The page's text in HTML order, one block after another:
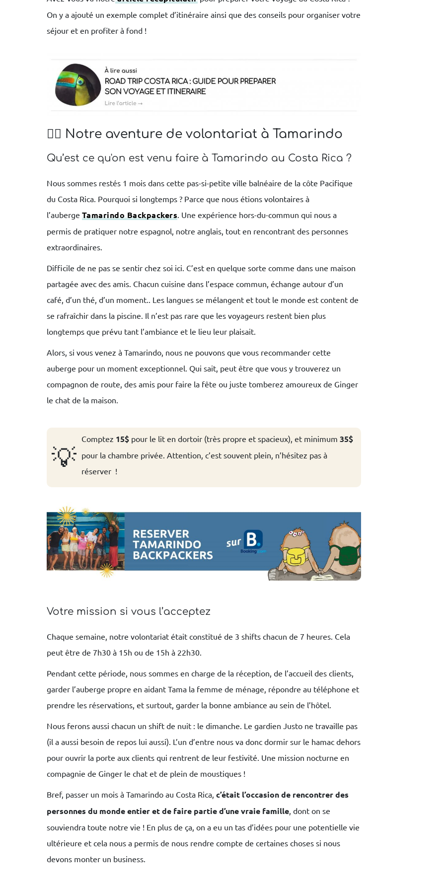
On y a ajouté un exemple complet d’itinéraire ainsi que des conseils pour organiser votre
séjour et en profiter à fond !
🧙‍♂️ Notre aventure de volontariat à Tamarindo
Qu’est ce qu'on est venu faire à Tamarindo au Costa Rica ?
Nous sommes restés 1 mois dans cette pas-si-petite ville balnéaire de la côte Pacifique
du Costa Rica. Pourquoi si longtemps ? Parce que nous étions volontaires à
l’auberge Tamarindo Backpackers . Une expérience hors-du-commun qui nous a
permis de pratiquer notre espagnol, notre anglais, tout en rencontrant des personnes
extraordinaires.
Difficile de ne pas se sentir chez soi ici. C’est en quelque sorte comme dans une maison
partagée avec des amis. Chacun cuisine dans l’espace commun, échange autour d’un
café, d’un thé, d’un moment.. Les langues se mélangent et tout le monde est content de
se rafraîchir dans la piscine. Il n’est pas rare que les voyageurs restent bien plus
longtemps que prévu tant l’ambiance et le lieu leur plaisait.
Alors, si vous venez à Tamarindo, nous ne pouvons que vous recommander cette
auberge pour un moment exceptionnel. Qui sait, peut être que vous y trouverez un
compagnon de route, des amis pour faire la fête ou juste tomberez amoureux de Ginger
le chat de la maison.
💡
Comptez 15$ pour le lit en dortoir (très propre et spacieux), et minimum 35$
pour la chambre privée. Attention, c’est souvent plein, n’hésitez pas à
réserver !
Votre mission si vous l’acceptez
Chaque semaine, notre volontariat était constitué de 3 shifts chacun de 7 heures. Cela
peut être de 7h30 à 15h ou de 15h à 22h30.
Pendant cette période, nous sommes en charge de la réception, de l’accueil des clients,
garder l’auberge propre en aidant Tama la femme de ménage, répondre au téléphone et
prendre les réservations, et surtout, garder la bonne ambiance au sein de l’hôtel.
Nous ferons aussi chacun un shift de nuit : le dimanche. Le gardien Justo ne travaille pas
(il a aussi besoin de repos lui aussi). L’un d’entre nous va donc dormir sur le hamac dehors
pour ouvrir la porte aux clients qui rentrent de leur festivité. Une mission nocturne en
compagnie de Ginger le chat et de plein de moustiques !
Bref, passer un mois à Tamarindo au Costa Rica, c’était l’occasion de rencontrer des
personnes du monde entier et de faire partie d’une vraie famille, dont on se
souviendra toute notre vie ! En plus de ça, on a eu un tas d’idées pour une potentielle vie
ultérieure et cela nous a permis de nous rendre compte de certaines choses si nous
devons monter un business.